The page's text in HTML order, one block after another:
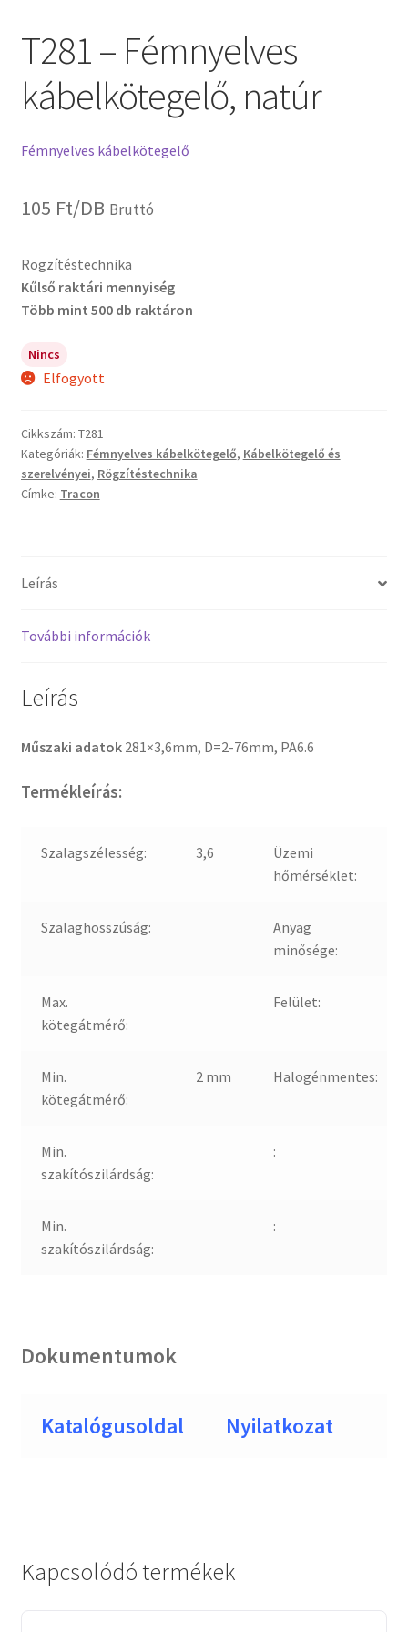
T281 – Fémnyelves
kábelkötegelő, natúr
Fémnyelves kábelkötegelő
105 Ft/DB Bruttó
Rögzítéstechnika
Kűlső raktári mennyiség
Több mint 500 db raktáron
Nincs
Elfogyott
Cikkszám: T281
Kategóriák: Fémnyelves kábelkötegelő, Kábelkötegelő és
szerelvényei, Rögzítéstechnika
Címke: Tracon
Leírás
További információk
Leírás
Műszaki adatok 281×3,6mm, D=2-76mm, PA6.6
Termékleírás:
Szalagszélesség: 3,6
Üzemi
hőmérséklet:
Szalaghosszúság:
Anyag
minősége:
Max.
kötegátmérő:
Felület:
Min.
kötegátmérő:
2 mm Halogénmentes:
Min.
szakítószilárdság:
:
Min.
szakítószilárdság:
:
Dokumentumok
Katalógusoldal Nyilatkozat
Kapcsolódó termékek